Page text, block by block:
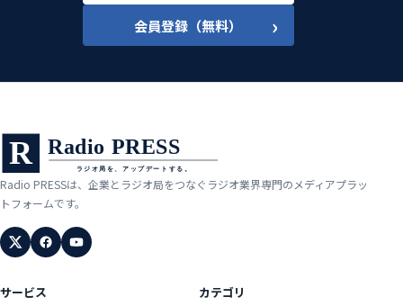
会員登録（無料） ›
Radio PRESSは、企業とラジオ局をつなぐラジオ業界専門のメディアプラッ
トフォームです。
サービス カテゴリ